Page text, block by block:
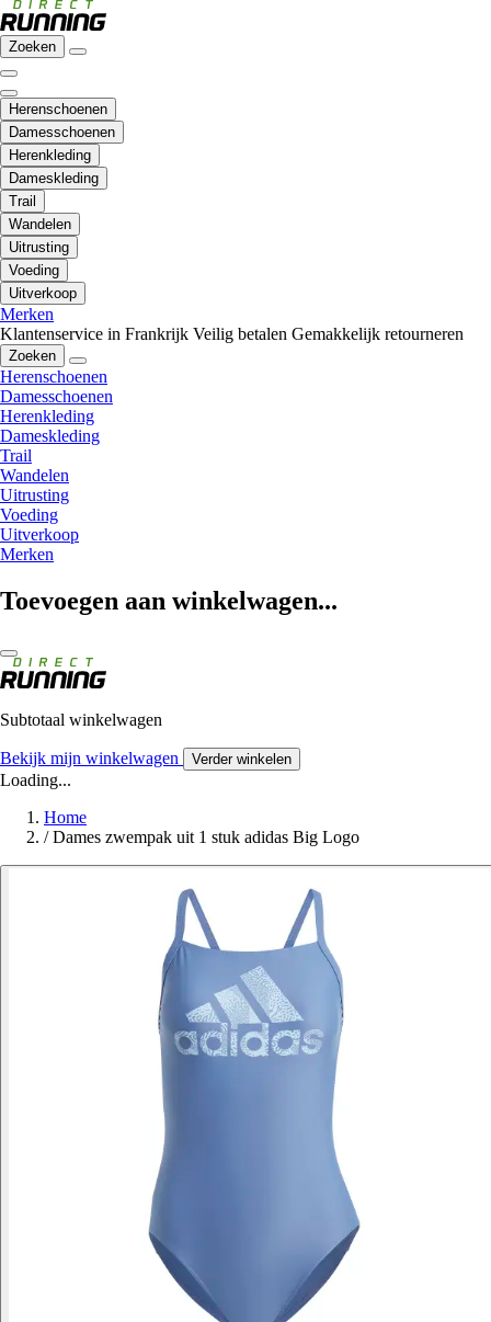
Zoeken
Herenschoenen
Damesschoenen
Herenkleding
Dameskleding
Trail
Wandelen
Uitrusting
Voeding
Uitverkoop
Merken
Klantenservice in Frankrijk Veilig betalen Gemakkelijk retourneren
Zoeken
Herenschoenen
Damesschoenen
Herenkleding
Dameskleding
Trail
Wandelen
Uitrusting
Voeding
Uitverkoop
Merken
Toevoegen aan winkelwagen...
Subtotaal winkelwagen
Bekijk mijn winkelwagen Verder winkelen
Loading...
Home
/ Dames zwempak uit 1 stuk adidas Big Logo